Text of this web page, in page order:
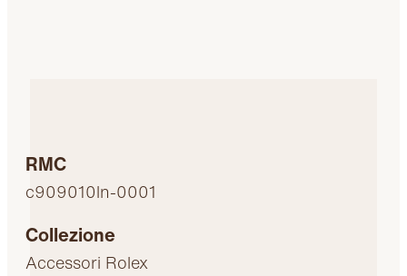
RMC
c909010ln-0001
Collezione
Accessori Rolex